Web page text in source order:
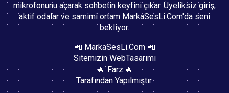
mikrofonunu açarak sohbetin keyfini çıkar. Üyeliksiz giriş,
aktif odalar ve samimi ortam MarkaSesLi.Com'da seni
bekliyor.
📲 MarkaSesLi.Com 📲
Sitemizin WebTasarımı
🔥`Farz.🔥
Tarafından Yapılmıştır.